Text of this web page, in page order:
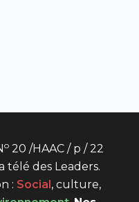
o20 /HAAC / p / 22
télé des Leaders.
: Social , culture,